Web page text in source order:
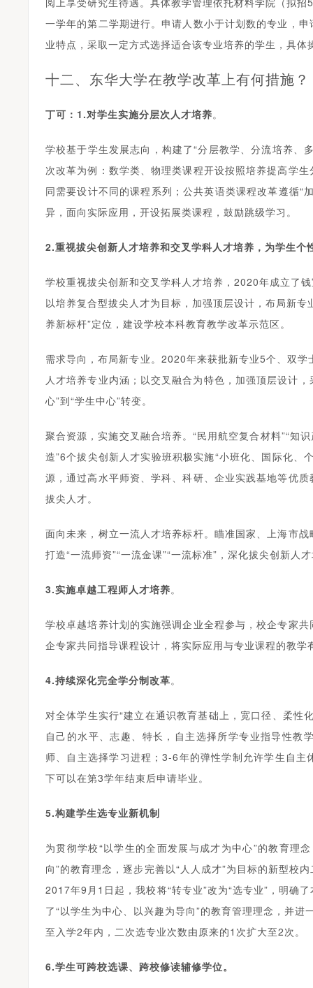
一学年的第二学期进行。申请人数小于计划数的专业，
业特点，采取一定方式选择适合该专业培养的学生，具
十二、东华大学在教学改革上有何措施？
丁可 ： 1.对学生实施分层次人才培养。
学校基于学生发展志向，构建了“分层教学、分流培养、
次改革为例：数学类、物理类课程开设按照培养提高学
同需要设计不同的课程系列；公共英语类课程改革遵循
异，面向实际应用，开设拓展类课程，鼓励跳级学习。
2.重视拔尖创新人才培养和交叉学科人才培养，为学生个
学校重视拔尖创新和交叉学科人才培养，2020年成立了
以培养复合型拔尖人才为目标，加强顶层设计，布局新
养新标杆”定位，建设学校本科教育教学改革示范区。
需求导向，布局新专业。2020年来获批新专业5个、双
人才培养专业内涵；以交叉融合为特色，加强顶层设计
心”到“学生中心”转变。
聚合资源，实施交叉融合培养。“民用航空复合材料”“知
造”6个拔尖创新人才实验班积极实施“小班化、国际化
源，通过高水平师资、学科、科研、企业实践基地等优
拔尖人才。
面向未来，树立一流人才培养标杆。瞄准国家、上海市
打造“一流师资”“一流金课”“一流标准”，深化拔尖创新
3.实施卓越工程师人才培养。
学校卓越培养计划的实施强调企业全程参与，校企专家
企专家共同指导课程设计，将实际应用与专业课程的教学
4.持续深化完全学分制改革。
对全体学生实行“建立在通识教育基础上，宽口径、柔性
自己的水平、志趣、特长，自主选择所学专业指导性教
师、自主选择学习进程；3-6年的弹性学制允许学生自
下可以在第3学年结束后申请毕业。
5.构建学生选专业新机制
为贯彻学校“以学生的全面发展与成才为中心”的教育理
向”的教育理念，逐步完善以“人人成才”为目标的新型校
2017年9月1日起，我校将“转专业”改为“选专业”，明确
了“以学生为中心、以兴趣为导向”的教育管理理念，并
至入学2年内，二次选专业次数由原来的1次扩大至2次。
6.学生可跨校选课、跨校修读辅修学位。